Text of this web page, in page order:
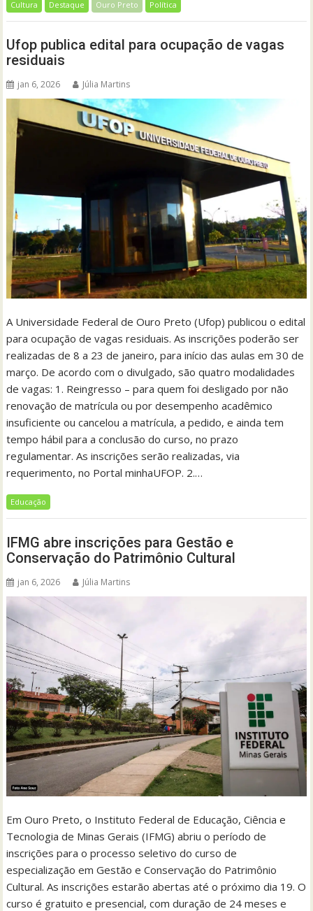
Cultura Destaque Ouro Preto Política
Ufop publica edital para ocupação de vagas
residuais
jan 6, 2026 Júlia Martins
A Universidade Federal de Ouro Preto (Ufop) publicou o edital
para ocupação de vagas residuais. As inscrições poderão ser
realizadas de 8 a 23 de janeiro, para início das aulas em 30 de
março. De acordo com o divulgado, são quatro modalidades
de vagas: 1. Reingresso – para quem foi desligado por não
renovação de matrícula ou por desempenho acadêmico
insuficiente ou cancelou a matrícula, a pedido, e ainda tem
tempo hábil para a conclusão do curso, no prazo
regulamentar. As inscrições serão realizadas, via
requerimento, no Portal minhaUFOP. 2.…
Educação
IFMG abre inscrições para Gestão e
Conservação do Patrimônio Cultural
jan 6, 2026 Júlia Martins
Em Ouro Preto, o Instituto Federal de Educação, Ciência e
Tecnologia de Minas Gerais (IFMG) abriu o período de
inscrições para o processo seletivo do curso de
especialização em Gestão e Conservação do Patrimônio
Cultural. As inscrições estarão abertas até o próximo dia 19. O
curso é gratuito e presencial, com duração de 24 meses e